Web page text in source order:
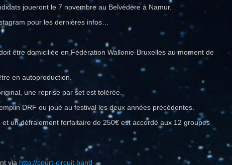
joueront le 7 novembre au Belvédère à Namur.
pour les dernières infos…
être domiciliée en Fédération Wallonie-Bruxelles au moment de
en autoproduction.
une reprise par set est tolérée.
DRF ou joué au festival les deux années précédentes.
et un défraiement forfaitaire de 250€ est accordé aux 12 groupes
via http://court-circuit.band